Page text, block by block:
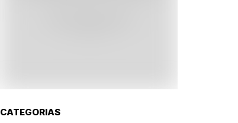
CATEGORIAS